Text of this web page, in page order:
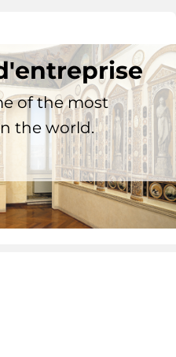
of the most
the world.